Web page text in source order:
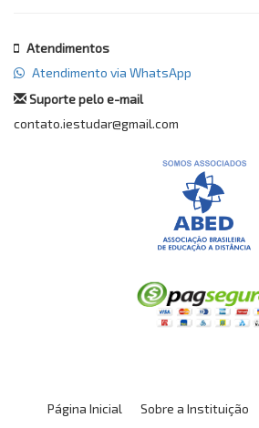
Atendimentos
Atendimento via WhatsApp
Suporte pelo e-mail
contato.iestudar@gmail.com
Página Inicial Sobre a Instituição